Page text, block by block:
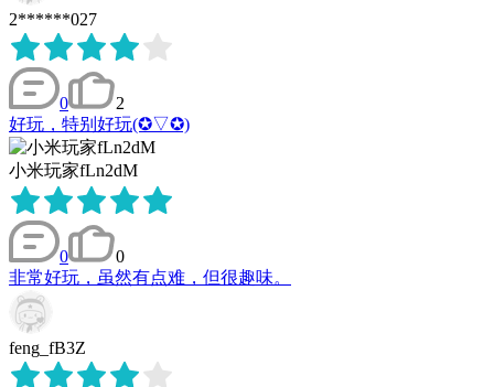
2******027
0
2
好玩，特别好玩(✪▽✪)
小米玩家fLn2dM
0
0
非常好玩，虽然有点难，但很趣味。
feng_fB3Z